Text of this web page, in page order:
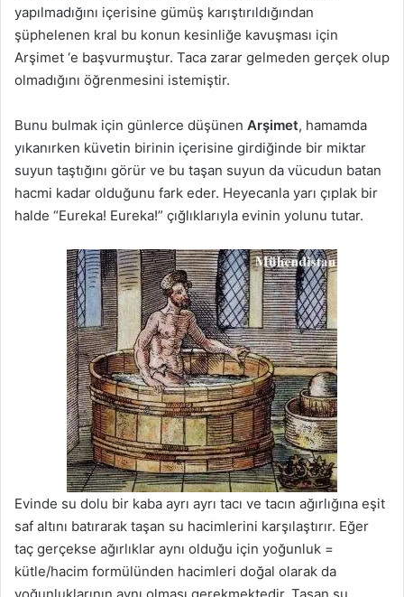
yapılmadığını içerisine gümüş karıştırıldığından
şüphelenen kral bu konun kesinliğe kavuşması için
Arşimet ‘e başvurmuştur. Taca zarar gelmeden gerçek olup
olmadığını öğrenmesini istemiştir.
Bunu bulmak için günlerce düşünen Arşimet, hamamda
yıkanırken küvetin birinin içerisine girdiğinde bir miktar
suyun taştığını görür ve bu taşan suyun da vücudun batan
hacmi kadar olduğunu fark eder. Heyecanla yarı çıplak bir
halde “Eureka! Eureka!” çığlıklarıyla evinin yolunu tutar.
Evinde su dolu bir kaba ayrı ayrı tacı ve tacın ağırlığına eşit
saf altını batırarak taşan su hacimlerini karşılaştırır. Eğer
taç gerçekse ağırlıklar aynı olduğu için yoğunluk =
kütle/hacim formülünden hacimleri doğal olarak da